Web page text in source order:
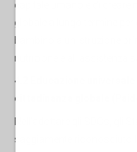
capitale umano e di creare
globale a lungo termine per
bambino a un'istruzione
nutrizione e all'assistenza
4.2 Educazione
cittadinanza globale
Nell'adottare gli SDGs, gli
saggiamente riconosciuto